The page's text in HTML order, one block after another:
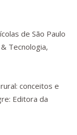
de São Paulo
Tecnologia,
conceitos e
Editora da